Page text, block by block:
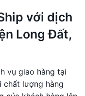
với dịch
Long Đất,
vụ giao hàng tại
chất lượng hàng